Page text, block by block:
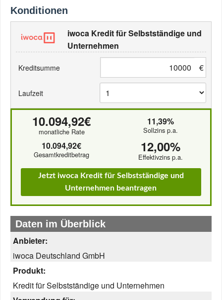
Konditionen
iwoca Kredit für Selbstständige und
Unternehmen
Kreditsumme €
Laufzeit
10.094,92€
monatliche Rate
11,39%
Sollzins p.a.
12,00%
Effektivzins p.a.
10.094,92€
Gesamtkreditbetrag
Jetzt iwoca Kredit für Selbstständige und
Unternehmen beantragen
Daten im Überblick
Anbieter:
iwoca Deutschland GmbH
Produkt:
Kredit für Selbstständige und Unternehmen